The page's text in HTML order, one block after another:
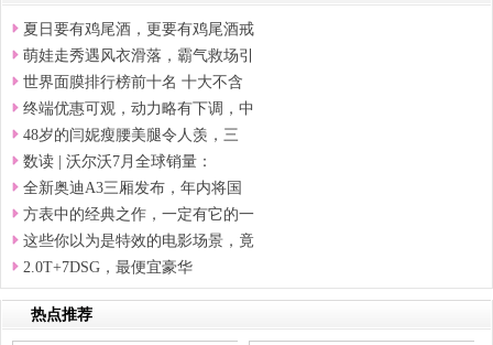
夏日要有鸡尾酒，更要有鸡尾酒戒
萌娃走秀遇风衣滑落，霸气救场引
世界面膜排行榜前十名 十大不含
终端优惠可观，动力略有下调，中
48岁的闫妮瘦腰美腿令人羡，三
数读 | 沃尔沃7月全球销量：
全新奥迪A3三厢发布，年内将国
方表中的经典之作，一定有它的一
这些你以为是特效的电影场景，竟
2.0T+7DSG，最便宜豪华
热点推荐